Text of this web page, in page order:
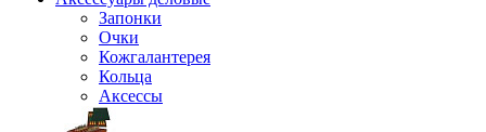
Запонки
Очки
Кожгалантерея
Кольца
Аксессы